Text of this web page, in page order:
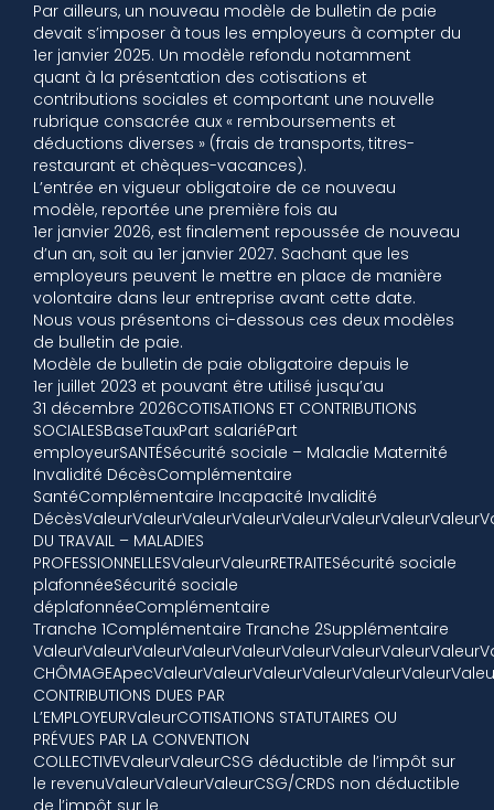
Par ailleurs, un nouveau modèle de bulletin de paie
devait s’imposer à tous les employeurs à compter du
1er janvier 2025. Un modèle refondu notamment
quant à la présentation des cotisations et
contributions sociales et comportant une nouvelle
rubrique consacrée aux « remboursements et
déductions diverses » (frais de transports, titres-
restaurant et chèques-vacances).
L’entrée en vigueur obligatoire de ce nouveau
modèle, reportée une première fois au
1er janvier 2026, est finalement repoussée de nouveau
d’un an, soit au 1er janvier 2027. Sachant que les
employeurs peuvent le mettre en place de manière
volontaire dans leur entreprise avant cette date.
Nous vous présentons ci-dessous ces deux modèles
de bulletin de paie.
Modèle de bulletin de paie obligatoire depuis le
1er juillet 2023 et pouvant être utilisé jusqu’au
31 décembre 2026COTISATIONS ET CONTRIBUTIONS
SOCIALESBaseTauxPart salariéPart
employeurSANTÉSécurité sociale – Maladie Maternité
Invalidité DécèsComplémentaire
SantéComplémentaire Incapacité Invalidité
DU TRAVAIL – MALADIES
PROFESSIONNELLESValeurValeurRETRAITESécurité sociale
plafonnéeSécurité sociale
déplafonnéeComplémentaire
Tranche 1Complémentaire Tranche 2Supplémentaire
CONTRIBUTIONS DUES PAR
L’EMPLOYEURValeurCOTISATIONS STATUTAIRES OU
PRÉVUES PAR LA CONVENTION
COLLECTIVEValeurValeurCSG déductible de l’impôt sur
le revenuValeurValeurValeurCSG/CRDS non déductible
de l’impôt sur le